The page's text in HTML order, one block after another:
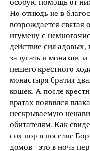
Но отнюдь не в
возрождается
игумену с
действие сил
запугать и монахов,
пешего крестного
монастыря братия
кошек. А после
вратах появился
нескрываемую
обитателям. Как
сих пор в поселке
домов - это в ночь